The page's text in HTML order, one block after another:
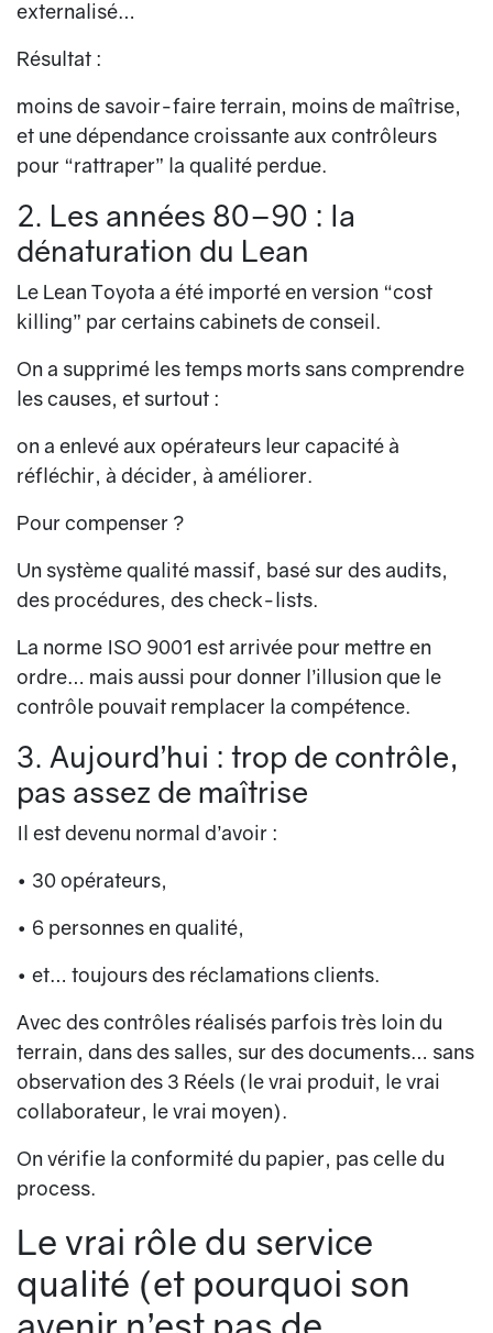
externalisé…
Résultat :
moins de savoir-faire terrain, moins de maîtrise,
et une dépendance croissante aux contrôleurs
pour “rattraper” la qualité perdue.
2. Les années 80–90 : la
dénaturation du Lean
Le Lean Toyota a été importé en version “cost
killing” par certains cabinets de conseil.
On a supprimé les temps morts sans comprendre
les causes, et surtout :
on a enlevé aux opérateurs leur capacité à
réfléchir, à décider, à améliorer.
Pour compenser ?
Un système qualité massif, basé sur des audits,
des procédures, des check-lists.
La norme ISO 9001 est arrivée pour mettre en
ordre… mais aussi pour donner l’illusion que le
contrôle pouvait remplacer la compétence.
3. Aujourd’hui : trop de contrôle,
pas assez de maîtrise
Il est devenu normal d’avoir :
• 30 opérateurs,
• 6 personnes en qualité,
• et… toujours des réclamations clients.
Avec des contrôles réalisés parfois très loin du
terrain, dans des salles, sur des documents… sans
observation des 3 Réels (le vrai produit, le vrai
collaborateur, le vrai moyen).
On vérifie la conformité du papier, pas celle du
process.
Le vrai rôle du service
qualité (et pourquoi son